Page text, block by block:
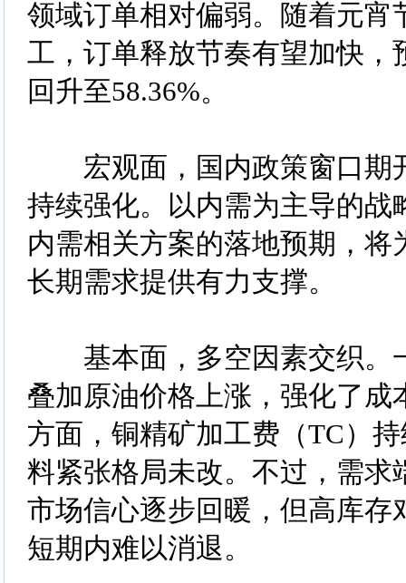
领域订单相对偏弱。随着元宵
工，订单释放节奏有望加快，
回升至58.36%。
宏观面，国内政策窗口期
持续强化。以内需为主导的战
内需相关方案的落地预期，将
长期需求提供有力支撑。
基本面，多空因素交织。
叠加原油价格上涨，强化了成
方面，铜精矿加工费（TC）
料紧张格局未改。不过，需求
市场信心逐步回暖，但高库存
短期内难以消退。